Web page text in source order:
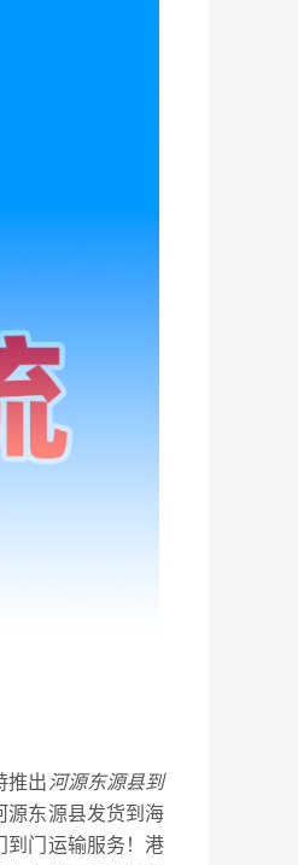
推出 河源东源县到
源东源县发货到海
到门运输服务！港